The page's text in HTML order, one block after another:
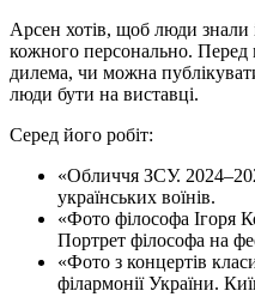
Арсен хотів, щоб люди
кожного персонально. Перед
дилема, чи можна
люди бути на виставці.
Серед його робіт:
«Обличчя ЗСУ.
українських воїнів.
«Фото філософа Ігоря
Портрет філософа на
«Фото з концертів
філармонії України.